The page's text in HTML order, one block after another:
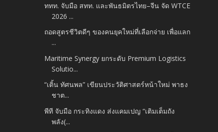
ททท. จับมือ สทท. และพันธมิตรไทย–จีน จัด WTCE
2026 ...
ถอดสูตรชีวิตดีๆ ของคนยุคใหม่ที่เลือกจ่าย เพื่อแลก
...
Maritime Synergy ยกระดับ Premium Logistics
Solutio...
“เติ้น ทัศนพล” เขียนประวัติศาสตร์หน้าใหม่​ พาธง
ชาต...
พีที จับมือ กระทิงแดง ส่งแคมเปญ “เติมเต็มถัง
พลัง(...